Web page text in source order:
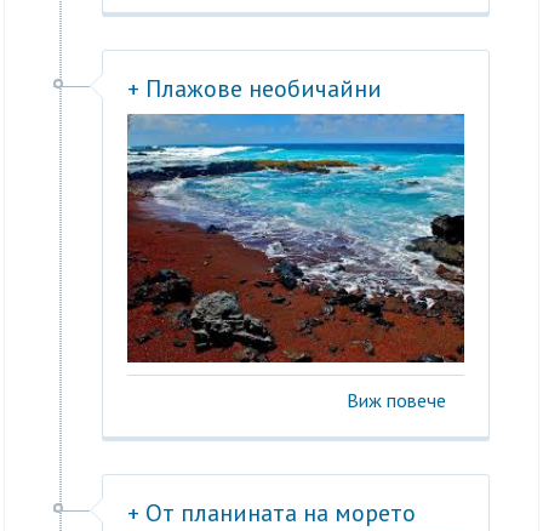
+ Плажове необичайни
Виж повече
+ От планината на морето